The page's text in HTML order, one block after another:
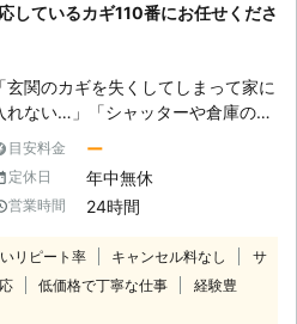
せなくなった」 もしも上記のよ
さい。弊社は、いつでもお客様の鍵ト
ブルをスピード解決できる理由があ
。 【24時間営業中なのでお客
の都合に合わせて対応！早朝や深夜
鍵開けもお任せ】 深夜や早朝の時
間帯に自宅の鍵を紛失したり、差し込
だ鍵が折れてしまったりすると困り
ますよね。鍵を開けたくても、自分で
なしで家の扉を開けるのは大変で
しているカギ110番にお任せくださ
「玄関のカギを失くしてしまって家に
れない…」「シャッターや倉庫のカ
ギを壊してしまった」「車のインロッ
に対処してほしい」など。 気をつ
ていてもカギのトラブルというのは
らゆる場所で起きています。 いざ
まうとパニックになりやすい傾向に
りますので、そのようなときは日本
目安料金 ー
定休日 年中無休
営業時間 24時間
リピート率 キャンセル料なし
サ
低価格で丁寧な仕事
経験豊